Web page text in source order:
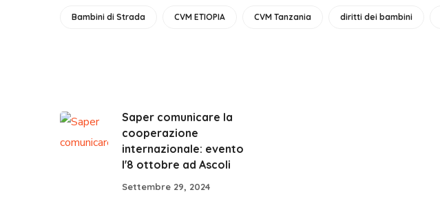
Bambini di Strada CVM ETIOPIA CVM Tanzania diritti dei bambini
Saper comunicare la
cooperazione
internazionale: evento
l'8 ottobre ad Ascoli
Settembre 29, 2024